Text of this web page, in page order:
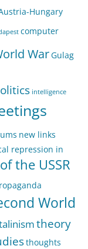
Hungary
computer
War Gulag
intelligence
new links
repression in
the USSR
World
theory
thoughts